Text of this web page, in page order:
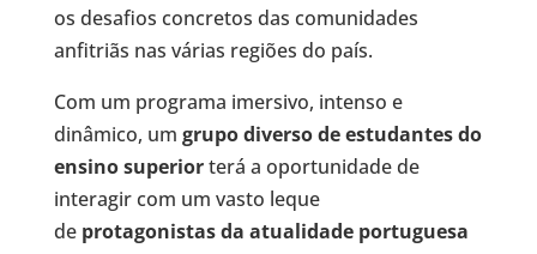
os desafios concretos das comunidades
anfitriãs nas várias regiões do país.
Com um programa imersivo, intenso e
dinâmico, um grupo diverso de estudantes do
ensino superiorterá a oportunidade de
interagir com um vasto leque
de protagonistas da atualidade portuguesa